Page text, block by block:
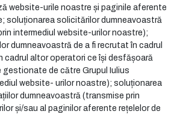
website-urile noastre și paginile aferente
soluționarea solicitărilor dumneavoastră
intermediul website-urilor noastre);
dumneavoastră de a fi recrutat în cadrul
cadrul altor operatori ce își desfășoară
de către Grupul Iulius
website- urilor noastre); soluționarea
dumneavoastră (transmise prin
și/sau al paginilor aferente rețelelor de